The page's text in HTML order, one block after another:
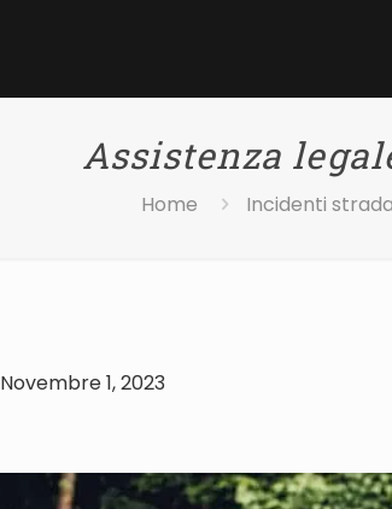
Assistenza
Home Incidenti
Novembre 1, 2023